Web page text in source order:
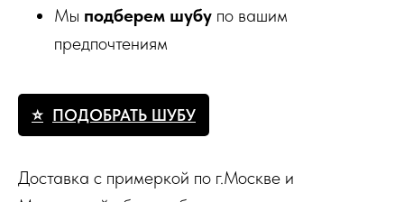
Мы подберем шубу по вашим
предпочтениям
ПОДОБРАТЬ ШУБУ
Доставка с примеркой по г.Москве и